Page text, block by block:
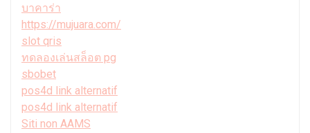
บาคาร่า
https://mujuara.com/
slot qris
ทดลองเล่นสล็อต pg
sbobet
pos4d link alternatif
pos4d link alternatif
Siti non AAMS